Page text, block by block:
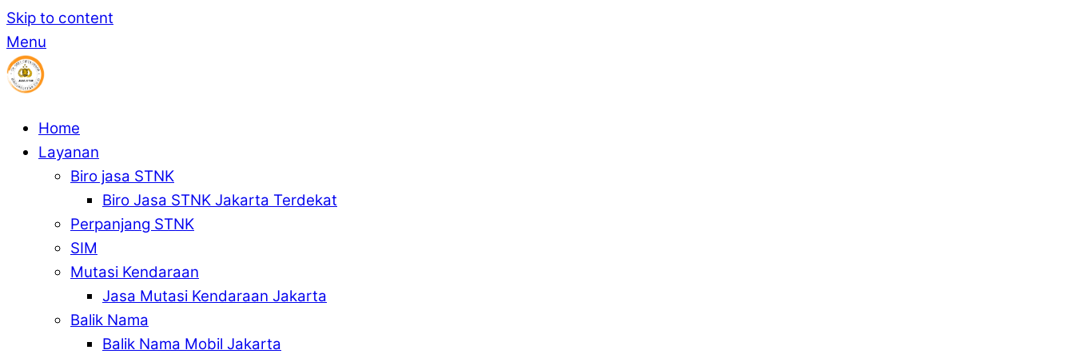
Skip to content
Menu
Home
Layanan
Biro jasa STNK
Biro Jasa STNK Jakarta Terdekat
Perpanjang STNK
SIM
Mutasi Kendaraan
Jasa Mutasi Kendaraan Jakarta
Balik Nama
Balik Nama Mobil Jakarta